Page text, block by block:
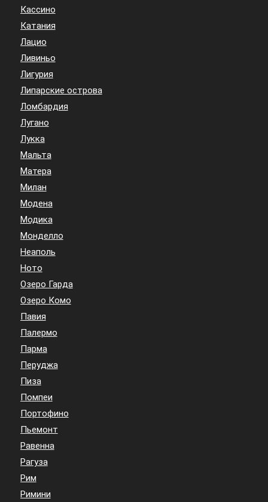
Кассино
Катания
Лацио
Ливиньо
Лигурия
Липарские острова
Ломбардия
Лугано
Лукка
Мальта
Матера
Милан
Модена
Модика
Монделло
Неаполь
Ното
Озеро Гарда
Озеро Комо
Павия
Палермо
Парма
Перуджа
Пиза
Помпеи
Портофино
Пьемонт
Равенна
Рагуза
Рим
Римини